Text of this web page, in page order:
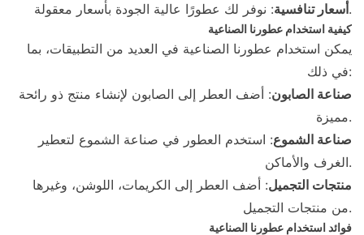
أسعار تنافسية: نوفر لك عطورًا عالية الجودة بأسعار معقولة.
كيفية استخدام عطورنا الصناعية
يمكن استخدام عطورنا الصناعية في العديد من التطبيقات، بما
في ذلك:
صناعة الصابون: أضف العطر إلى الصابون لإنشاء منتج ذو رائحة
مميزة.
صناعة الشموع: استخدم العطور في صناعة الشموع لتعطير
الغرف والأماكن.
منتجات التجميل: أضف العطر إلى الكريمات، اللوشن، وغيرها
من منتجات التجميل.
فوائد استخدام عطورنا الصناعية